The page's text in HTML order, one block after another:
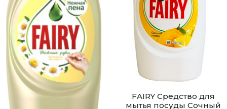
FAIRY Средство для
мытья посуды Сочный